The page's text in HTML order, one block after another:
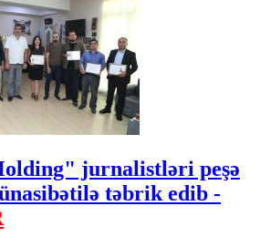
jurnalistləri peşə
təbrik edib -